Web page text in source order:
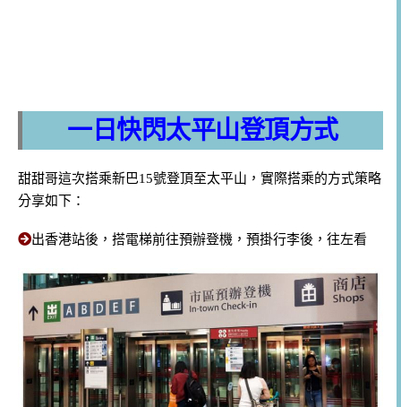
一日快閃太平山登頂方式
甜甜哥這次搭乘新巴15號登頂至太平山，實際搭乘的方式策略
分享如下：
出香港站後，搭電梯前往預辦登機，預掛行李後，往左看